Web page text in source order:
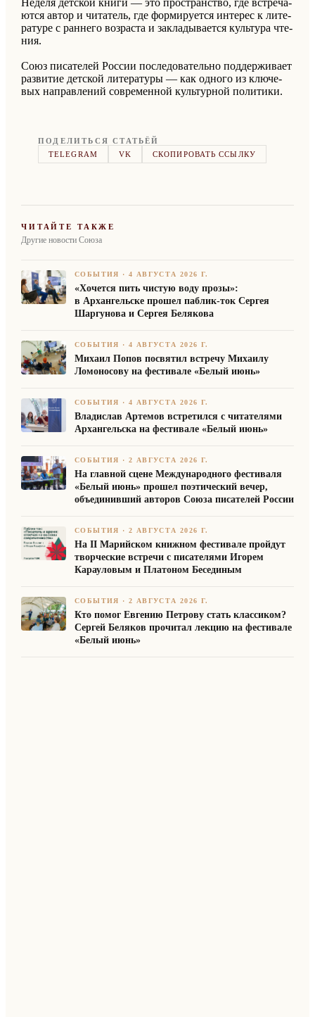
Неде­ля дет­ской книги — это про­стран­ство, где встре­ча­
ют­ся автор и чи­та­тель, где фор­ми­ру­ет­ся ин­те­рес к ли­те­
ра­ту­ре с ран­не­го воз­рас­та и за­кла­ды­ва­ет­ся культу­ра чте­
ния.
Союз пи­са­те­лей Рос­сии по­сле­до­ва­тельно под­дер­жи­ва­ет
раз­ви­тие дет­ской ли­те­ра­ту­ры — как од­но­го из клю­че­
вых на­прав­ле­ний со­вре­мен­ной культур­ной по­ли­ти­ки.
ПОДЕЛИТЬСЯ СТАТЬЁЙ
TELEGRAM
VK СКОПИРОВАТЬ ССЫЛКУ
ЧИТАЙТЕ ТАКЖЕ
Другие новости Союза
СОБЫТИЯ ·4 АВГУСТА 2026 Г.
«Хочется пить чистую воду прозы»:
в Архангельске прошел паблик-ток Сергея
Шаргунова и Сергея Белякова
СОБЫТИЯ ·4 АВГУСТА 2026 Г.
Михаил Попов посвятил встречу Михаилу
Ломоносову на фестивале «Белый июнь»
СОБЫТИЯ ·4 АВГУСТА 2026 Г.
Владислав Артемов встретился с читателями
Архангельска на фестивале «Белый июнь»
СОБЫТИЯ ·2 АВГУСТА 2026 Г.
На главной сцене Международного фестиваля
«Белый июнь» прошел поэтический вечер,
объединивший авторов Союза писателей России
СОБЫТИЯ ·2 АВГУСТА 2026 Г.
На II Марийском книжном фестивале пройдут
творческие встречи с писателями Игорем
Карауловым и Платоном Бесединым
СОБЫТИЯ ·2 АВГУСТА 2026 Г.
Кто помог Евгению Петрову стать классиком?
Сергей Беляков прочитал лекцию на фестивале
«Белый июнь»